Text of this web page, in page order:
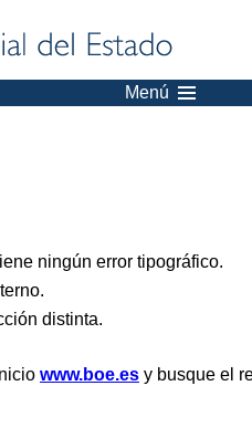
Menú
ningún error tipográfico.
distinta.
www.boe.es y busque el